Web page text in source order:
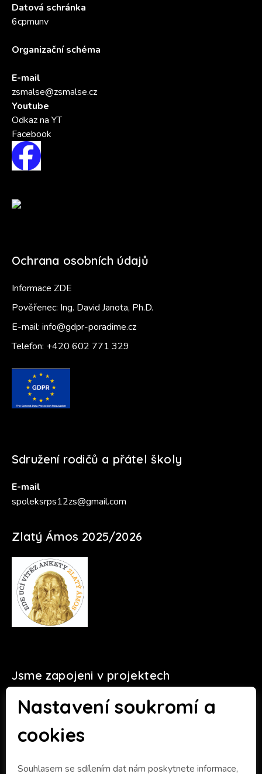
Nastavení soukromí a
cookies
Souhlasem se sdílením dat nám poskytnete informace,
Datová schránka
6cpmunv
Organizační schéma
E-mail
zsmalse@zsmalse.cz
Youtube
Odkaz na YT
Facebook
Ochrana osobních údajů
Informace ZDE
Pověřenec: Ing. David Janota, Ph.D.
E-mail: info@gdpr-poradime.cz
Telefon: +420 602 771 329
Sdružení rodičů a přátel školy
E-mail
spoleksrps12zs@gmail.com
Zlatý Ámos 2025/2026
Jsme zapojeni v projektech